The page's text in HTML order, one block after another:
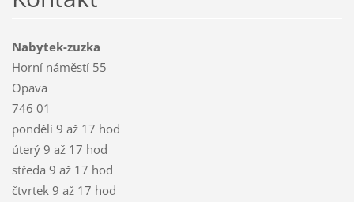
Nabytek-zuzka
Horní náměstí 55
Opava
746 01
pondělí 9 až 17 hod
úterý 9 až 17 hod
středa 9 až 17 hod
čtvrtek 9 až 17 hod